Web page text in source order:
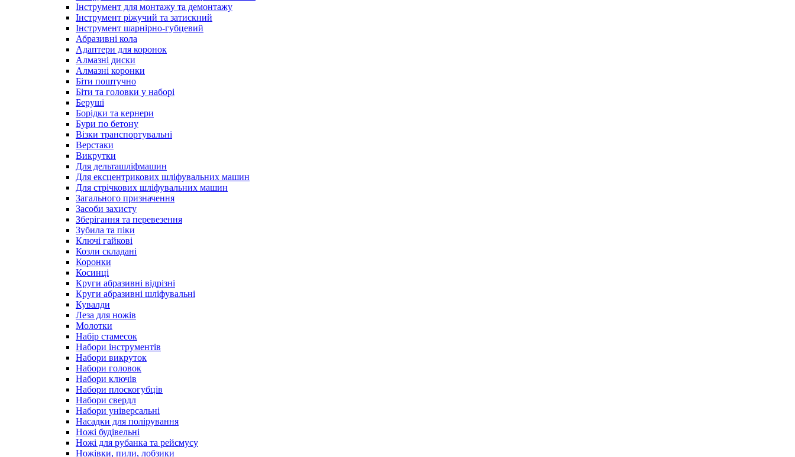
Інструмент для монтажу та демонтажу
Інструмент ріжучий та затискний
Інструмент шарнірно-губцевий
Абразивні кола
Адаптери для коронок
Алмазні диски
Алмазні коронки
Біти поштучно
Біти та головки у наборі
Беруші
Борідки та кернери
Бури по бетону
Візки транспортувальні
Верстаки
Викрутки
Для дельташліфмашин
Для ексцентрикових шліфувальних машин
Для стрічкових шліфувальних машин
Загального призначення
Засоби захисту
Зберігання та перевезення
Зубила та піки
Ключі гайкові
Козли складані
Коронки
Косинці
Круги абразивні відрізні
Круги абразивні шліфувальні
Кувалди
Леза для ножів
Молотки
Набір стамесок
Набори інструментів
Набори викруток
Набори головок
Набори ключів
Набори плоскогубців
Набори свердл
Набори універсальні
Насадки для полірування
Ножі будівельні
Ножі для рубанка та рейсмусу
Ножівки, пили, лобзики